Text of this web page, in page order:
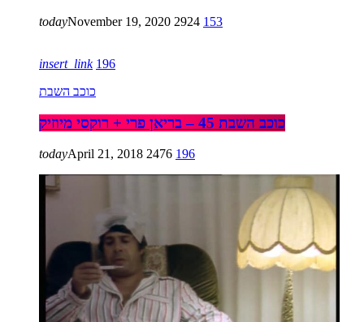
todayNovember 19, 2020 2924 153
insert_link 196
כוכב השבת
כוכב השבת 45 – בריאן פרי + רוקסי מיוזיק
todayApril 21, 2018 2476 196